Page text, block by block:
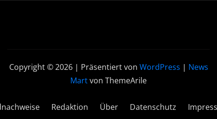
Copyright © 2026 | Präsentiert von WordPress | News
Martvon ThemeArile
Redaktion Über Datenschutz